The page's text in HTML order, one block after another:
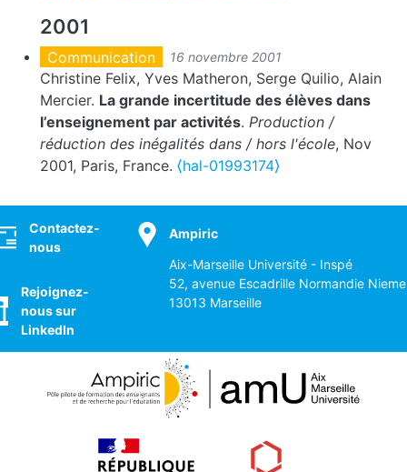
2001
Communication 16 novembre 2001
Christine Felix, Yves Matheron, Serge Quilio, Alain
Mercier. La grande incertitude des élèves dans
l’enseignement par activités. Production /
réduction des inégalités dans / hors l'école, Nov
2001, Paris, France. ⟨hal-01993174⟩
Contactez-
nous
Rejoignez-
nous sur
LinkedIn
Ampiric
Aix-Marseille Université - Inspé
52, avenue Escadrille Normandie
13013 Marseille